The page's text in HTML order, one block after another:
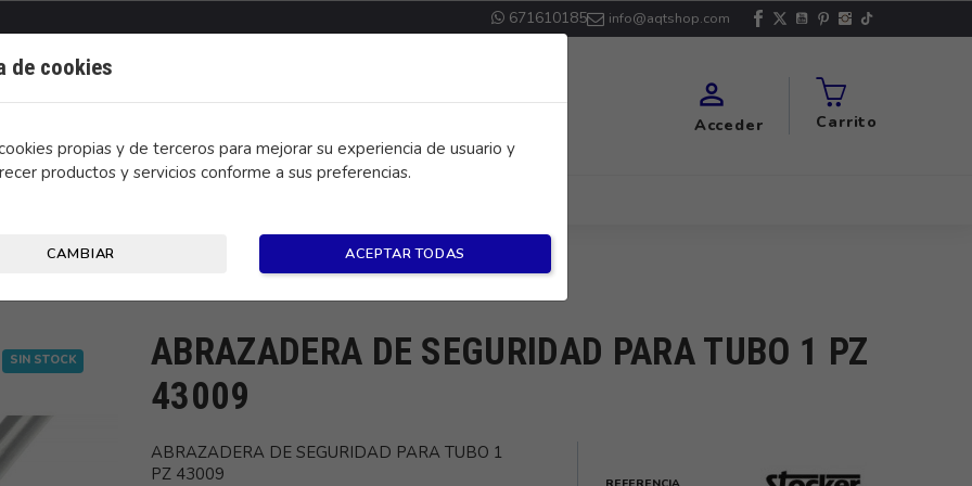
de cookies
propias y de terceros para mejorar su experiencia de usuario y
productos y servicios conforme a sus preferencias.
CAMBIAR ACEPTAR TODAS
671610185 info@aqtshop.com

Acceder Carrito
TUBO 1 PZ 43009
SIN STOCK
ABRAZADERA DE SEGURIDAD PARA TUBO 1 PZ
43009
ABRAZADERA DE SEGURIDAD PARA TUBO 1
PZ 43009